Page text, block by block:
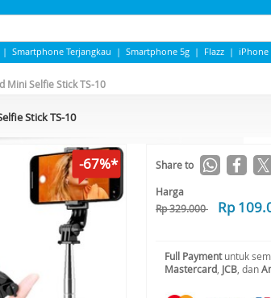
| Smartphone Terjangkau | Smartphone 5g | Flazz | iPhone
Mini Selfie Stick TS-10
Stick TS-10
-67%* Share to
Harga
Rp 329.000
Rp
Full Paymentuntuk
Mastercard JCB , dan